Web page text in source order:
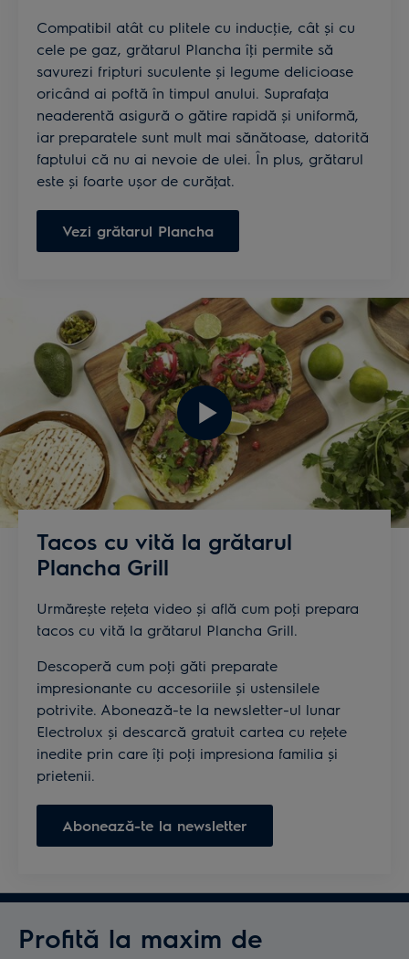
Compatibil atât cu plitele cu inducţie, cât și cu
cele pe gaz, grătarul Plancha îţi permite să
savurezi fripturi suculente și legume delicioase
oricând ai poftă în timpul anului. Suprafaţa
neaderentă asigură o gătire rapidă și uniformă,
iar preparatele sunt mult mai sănătoase, datorită
faptului că nu ai nevoie de ulei. În plus, grătarul
este și foarte ușor de curăţat.
Vezi grătarul Plancha
Tacos cu vită la grătarul
Plancha Grill
Urmărește reţeta video și află cum poţi prepara
tacos cu vită la grătarul Plancha Grill.
Descoperă cum poţi găti preparate
impresionante cu accesoriile și ustensilele
potrivite. Abonează-te la newsletter-ul lunar
Electrolux și descarcă gratuit cartea cu reţete
inedite prin care îţi poţi impresiona familia și
prietenii.
Abonează-te la newsletter
Profită la maxim de